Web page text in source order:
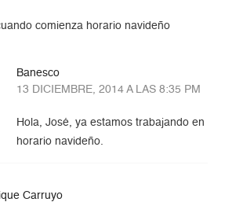
comienza horario navideño
Banesco
13 DICIEMBRE, 2014 A LAS 8:35 PM
Hola, José, ya estamos trabajando en
horario navideño.
Carruyo